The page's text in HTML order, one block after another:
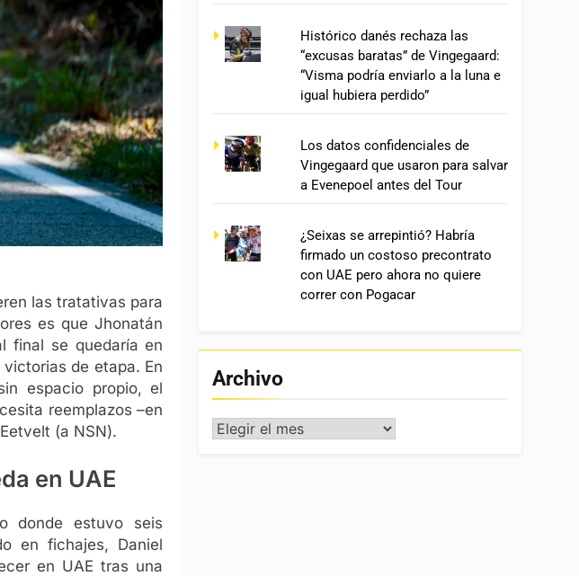
las tratativas para
es que Jhonatán
final se quedaría en
de etapa. En
espacio propio, el
reemplazos –en
(a NSN).
en UAE
donde estuvo seis
en fichajes, Daniel
en UAE tras una
Histórico danés rechaza las
“excusas baratas” de Vingegaard:
“Visma podría enviarlo a la luna e
igual hubiera perdido”
Los datos confidenciales de
Vingegaard que usaron para salvar
a Evenepoel antes del Tour
¿Seixas se arrepintió? Habría
firmado un costoso precontrato
con UAE pero ahora no quiere
correr con Pogacar
Archivo
Archivo